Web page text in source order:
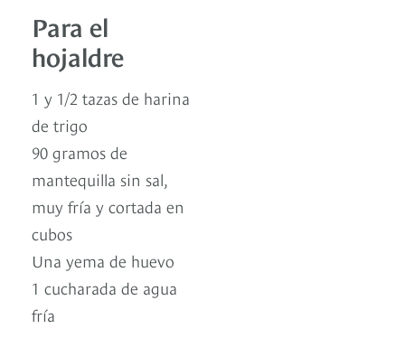
Para el
hojaldre
1 y 1/2 tazas de harina
de trigo
90 gramos de
mantequilla sin sal,
muy fría y cortada en
cubos
Una yema de huevo
1 cucharada de agua
fría